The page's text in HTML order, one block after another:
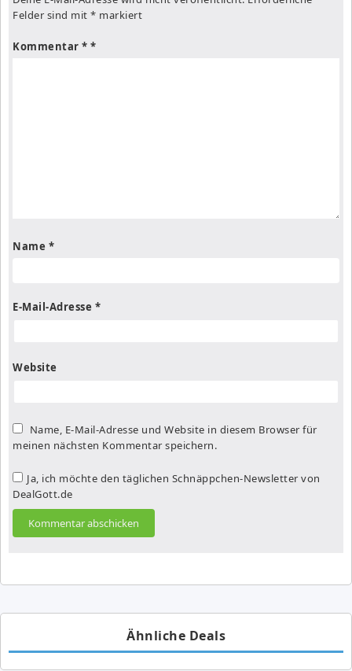
Felder sind mit * markiert
Kommentar *
Name *
E-Mail-Adresse *
Website
Name, E-Mail-Adresse und Website in diesem Browser für
meinen nächsten Kommentar speichern.
Ja, ich möchte den täglichen Schnäppchen-Newsletter von
DealGott.de
Ähnliche Deals